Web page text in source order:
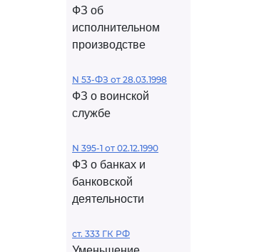
ФЗ об
исполнительном
производстве
N 53-ФЗ от 28.03.1998
ФЗ о воинской
службе
N 395-1 от 02.12.1990
ФЗ о банках и
банковской
деятельности
ст. 333 ГК РФ